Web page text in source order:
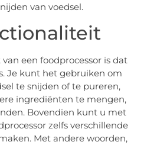
van voedsel.
een foodprocessor is dat
Je kunt het gebruiken om
te snijden of te pureren,
ingrediënten te mengen,
Bovendien kunt u met
zelfs verschillende
Met andere woorden,